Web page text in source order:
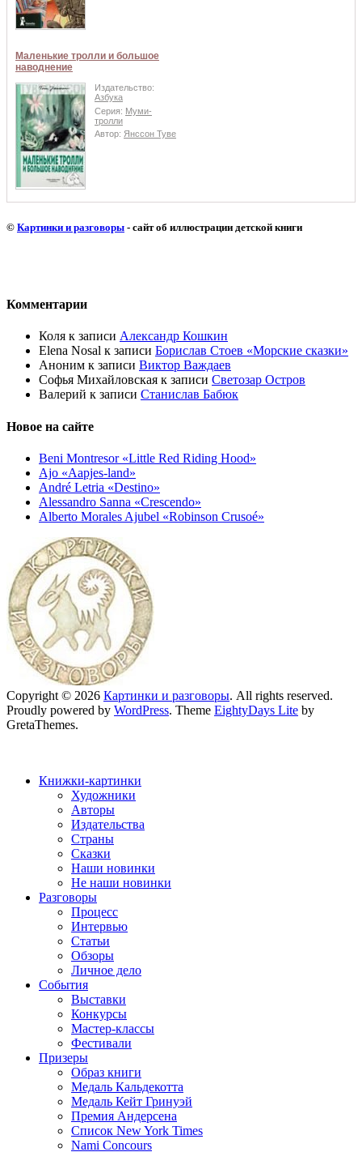
Маленькие тролли и большое
наводнение
Издательство:
Азбука
Серия: Муми-
тролли
Автор: Янссон Туве
© Картинки и разговоры - сайт об иллюстрации детской книги
Комментарии
Коля к записи Александр Кошкин
Elena Nosal к записи Борислав Стоев «Морские сказки»
Аноним к записи Виктор Важдаев
Софья Михайловская к записи Светозар Остров
Валерий к записи Станислав Бабюк
Новое на сайте
Beni Montresor «Little Red Riding Hood»
Ajo «Aapjes-land»
André Letria «Destino»
Alessandro Sanna «Crescendo»
Alberto Morales Ajubel «Robinson Crusoé»
Copyright © 2026 Картинки и разговоры. All rights reserved.
Proudly powered by WordPress. Theme EightyDays Lite by
GretaThemes.
Книжки-картинки
Художники
Авторы
Издательства
Страны
Сказки
Наши новинки
Не наши новинки
Разговоры
Процесс
Интервью
Статьи
Обзоры
Личное дело
События
Выставки
Конкурсы
Мастер-классы
Фестивали
Призеры
Образ книги
Медаль Кальдекотта
Медаль Кейт Гринуэй
Премия Андерсена
Список New York Times
Nami Concours